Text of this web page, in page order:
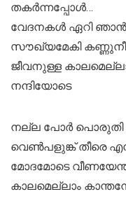
തകർന്നപ്പോൾ…
വേദനകൾ ഏറി
സൗഖ്യമേകി
ജീവനുള്ള
നന്ദിയോടെ
നല്ല പോർ പൊരുതി
വെൺപളുങ്ക് തീരെ
മോദമോടെ
കാലമെല്ലാം